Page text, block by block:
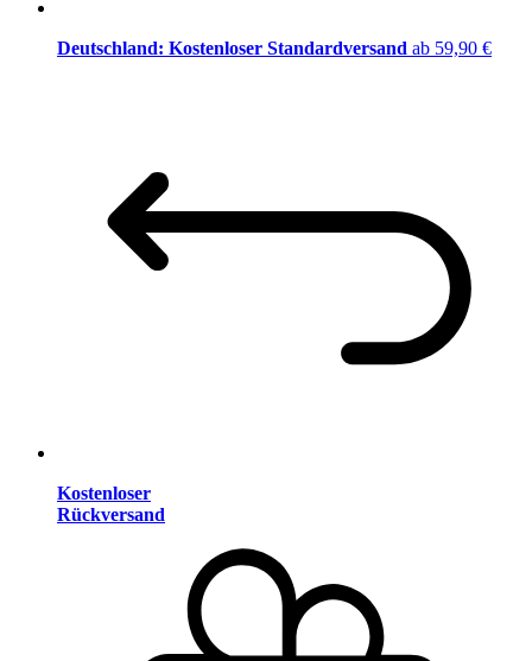
Deutschland: Kostenloser Standardversand ab 59,90 €
Kostenloser
Rückversand